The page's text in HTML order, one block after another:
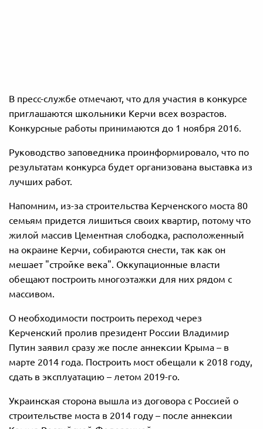
В пресс-службе отмечают, что для участия в конкурсе
приглашаются школьники Керчи всех возрастов.
Конкурсные работы принимаются до 1 ноября 2016.
Руководство заповедника проинформировало, что по
результатам конкурса будет организована выставка из
лучших работ.
Напомним, из-за строительства Керченского моста 80
семьям придется лишиться своих квартир, потому что
жилой массив Цементная слободка, расположенный
на окраине Керчи, собираются снести, так как он
мешает "стройке века". Оккупационные власти
обещают построить многоэтажки для них рядом с
массивом.
О необходимости построить переход через
Керченский пролив президент России Владимир
Путин заявил сразу же после аннексии Крыма – в
марте 2014 года. Построить мост обещали к 2018 году,
сдать в эксплуатацию – летом 2019-го.
Украинская сторона вышла из договора с Россией о
строительстве моста в 2014 году – после аннексии